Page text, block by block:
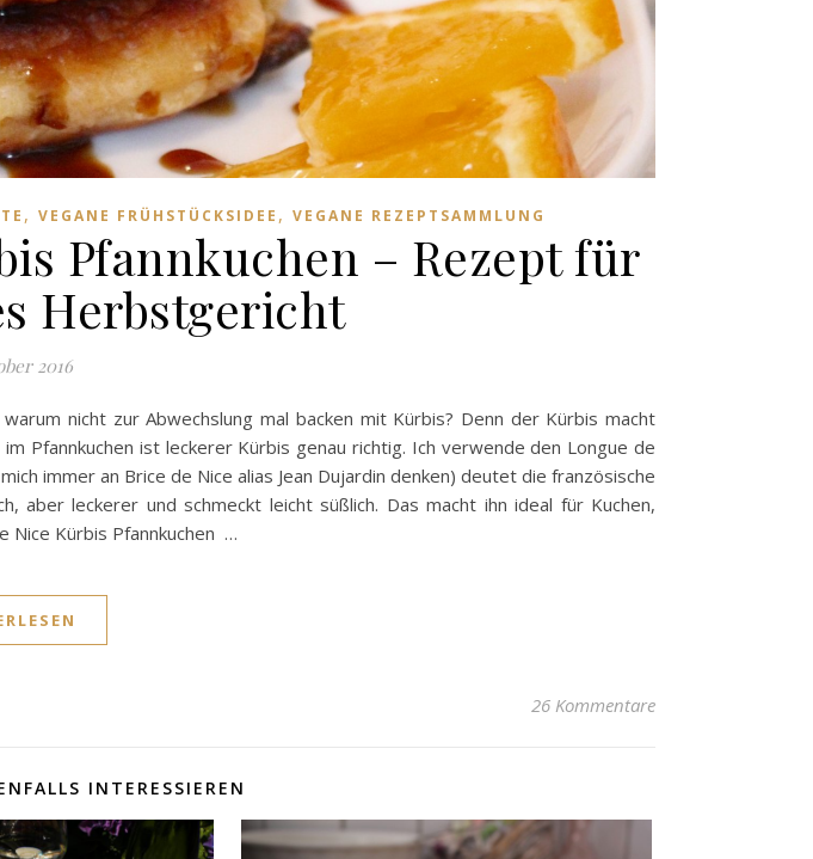
, VEGANE FRÜHSTÜCKSIDEE , VEGANE REZEPTSAMMLUNG
Pfannkuchen – Rezept für
Herbstgericht
2016
nicht zur Abwechslung mal backen mit Kürbis? Denn der Kürbis macht
Pfannkuchen ist leckerer Kürbis genau richtig. Ich verwende den Longue de
immer an Brice de Nice alias Jean Dujardin denken) deutet die französische
leckerer und schmeckt leicht süßlich. Das macht ihn ideal für Kuchen,
Nice Kürbis Pfannkuchen …
26 Kommentare
INTERESSIEREN